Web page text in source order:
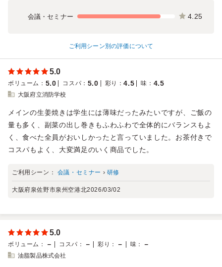
会議・セミナー 4.25
ご利用シーン別の評価について
5.0
ボリューム ： 5.0 コスパ ： 5.0 彩り ：4.5 味 ： 4.5
大阪府立消防学校
メインの生姜焼きは学生には薄味だったみたいですが、ご飯の
量も多く、副菜の出し巻きもふわふわで全体的にバランスもよ
く、食べた全員がおいしかったと言っていました。お茶付きで
コスパもよく、大変満足のいく商品でした。
ご利用シーン： 会議・セミナー › 研修
大阪府泉佐野市泉州空港北2026/03/02
5.0
ボリューム ： － コスパ ： － 彩り ： － 味 ： －
油脂製品株式会社